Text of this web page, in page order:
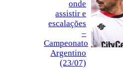
onde
assistir e
escalações
–
Campeonato
Argentino
(23/07)